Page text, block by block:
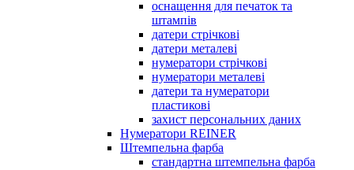
оснащення для печаток та
штампів
датери стрічкові
датери металеві
нумератори стрічкові
нумератори металеві
датери та нумератори
пластикові
захист персональних даних
Нумератори REINER
Штемпельна фарба
стандартна штемпельна фарба